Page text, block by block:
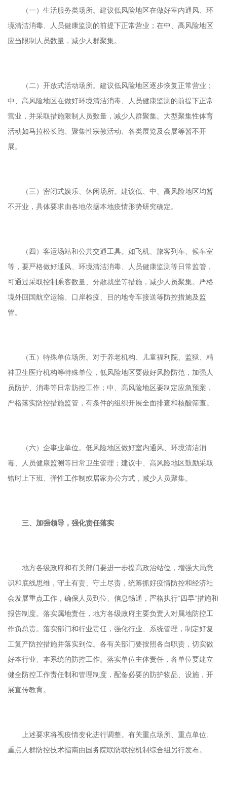
（一）生活服务类场所。建议低风险地区在做好室内通风、环
境清洁消毒、人员健康监测的前提下正常营业；在中、高风险地区
应当限制人员数量，减少人群聚集。
（二）开放式活动场所。建议低风险地区逐步恢复正常营业；
中、高风险地区在做好环境清洁消毒、人员健康监测的前提下正常
营业，并采取措施限制人员数量，减少人群聚集。大型聚集性体育
活动如马拉松长跑、聚集性宗教活动、各类展览及会展等暂不开
展。
（三）密闭式娱乐、休闲场所。建议低、中、高风险地区均暂
不开业，具体要求由各地依据本地疫情形势研究确定。
（四）客运场站和公共交通工具。如飞机、旅客列车、候车室
等，要严格做好通风、环境清洁消毒、人员健康监测等日常监管，
可通过采取控制乘客数量、分散就坐等措施，减少人员聚集。严格
境外回国航空运输、口岸检疫、目的地专车接送等防控措施及监
管。
（五）特殊单位场所。对于养老机构、儿童福利院、监狱、精
神卫生医疗机构等特殊单位，低风险地区要做好风险防范，加强人
员防护、消毒等日常防控工作；中、高风险地区要制定应急预案，
严格落实防控措施监管，有条件的组织开展全面排查和核酸筛查。
（六）企事业单位。低风险地区做好室内通风、环境清洁消
毒、人员健康监测等日常卫生管理；建议中、高风险地区鼓励采取
错时上下班、弹性工作制或居家办公方式，减少人员聚集。
三、加强领导，强化责任落实
地方各级政府和有关部门要进一步提高政治站位，增强大局意
识和底线思维，守土有责、守土尽责，统筹抓好疫情防控和经济社
会发展重点工作，确保人员到位、信息畅通，严格执行“四早”措施和
报告制度。落实属地责任，地方各级政府主要负责人对属地防控工
作负总责。落实部门和行业责任，强化行业、系统管理，制定好复
工复产防控措施并落实到位。各有关部门要按照各自职责，切实做
好本行业、本系统的防控工作。落实单位主体责任，各单位要建立
健全防控工作责任制和管理制度，配备必要的防护物品、设施，开
展宣传教育。
上述要求将视疫情变化进行调整。有关重点场所、重点单位、
重点人群防控技术指南由国务院联防联控机制综合组另行发布。